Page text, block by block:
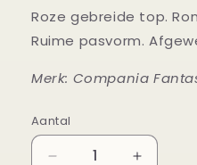
Roze gebreide top.
Ruime pasvorm.
Merk: Compania
Aantal
Aantal